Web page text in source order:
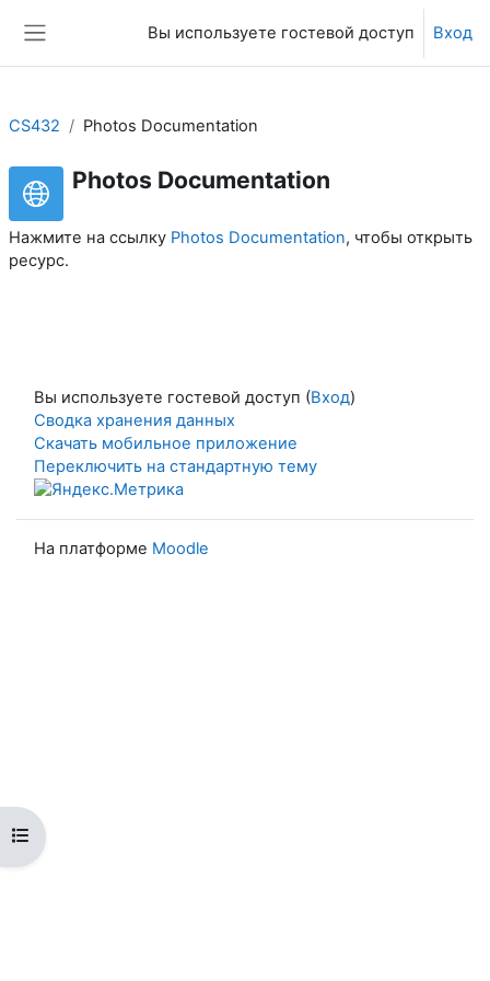
Вы используете гостевой доступ Вход
Открыть оглавление курса
CS432 Photos Documentation
Photos Documentation
Нажмите на ссылку Photos Documentation, чтобы открыть
ресурс.
Вы используете гостевой доступ (Вход)
Сводка хранения данных
Скачать мобильное приложение
Переключить на стандартную тему
На платформе Moodle